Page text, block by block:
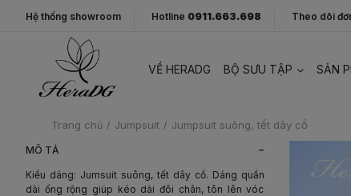
Hệ thống showroom Hotline 0911.663.698 Theo dõi
VỀ HERADG BỘ SƯU TẬP SẢN
Trang chủ / Jumpsuit / Jumpsuit suông, tết dây cổ
MÔ TẢ -
Kiểu dáng: Jumsuit suông, tết dây cổ. Dáng quần
dài ống rộng giúp kéo dài đôi chân, tôn lên vóc